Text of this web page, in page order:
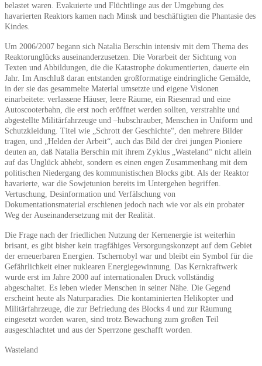
belastet waren. Evakuierte und Flüchtlinge aus der Umgebung des
havarierten Reaktors kamen nach Minsk und beschäftigten die Phantasie des
Kindes.
Um 2006/2007 begann sich Natalia Berschin intensiv mit dem Thema des
Reaktorunglücks auseinanderzusetzen. Die Vorarbeit der Sichtung von
Texten und Abbildungen, die die Katastrophe dokumentierten, dauerte ein
Jahr. Im Anschluß daran entstanden großformatige eindringliche Gemälde,
in der sie das gesammelte Material umsetzte und eigene Visionen
einarbeitete: verlassene Häuser, leere Räume, ein Riesenrad und eine
Autoscooterbahn, die erst noch eröffnet werden sollten, verstrahlte und
abgestellte Militärfahrzeuge und –hubschrauber, Menschen in Uniform und
Schutzkleidung. Titel wie „Schrott der Geschichte“, den mehrere Bilder
tragen, und „Helden der Arbeit“, auch das Bild der drei jungen Pioniere
deuten an, daß Natalia Berschin mit ihrem Zyklus „Wasteland“ nicht allein
auf das Unglück abhebt, sondern es einen engen Zusammenhang mit dem
politischen Niedergang des kommunistischen Blocks gibt. Als der Reaktor
havarierte, war die Sowjetunion bereits im Untergehen begriffen.
Vertuschung, Desinformation und Verfälschung von
Dokumentationsmaterial erschienen jedoch nach wie vor als ein probater
Weg der Auseinandersetzung mit der Realität.
Die Frage nach der friedlichen Nutzung der Kernenergie ist weiterhin
brisant, es gibt bisher kein tragfähiges Versorgungskonzept auf dem Gebiet
der erneuerbaren Energien. Tschernobyl war und bleibt ein Symbol für die
Gefährlichkeit einer nuklearen Energiegewinnung. Das Kernkraftwerk
wurde erst im Jahre 2000 auf internationalen Druck vollständig
abgeschaltet. Es leben wieder Menschen in seiner Nähe. Die Gegend
erscheint heute als Naturparadies. Die kontaminierten Helikopter und
Militärfahrzeuge, die zur Befriedung des Blocks 4 und zur Räumung
eingesetzt worden waren, sind trotz Bewachung zum großen Teil
ausgeschlachtet und aus der Sperrzone geschafft worden.
Wasteland